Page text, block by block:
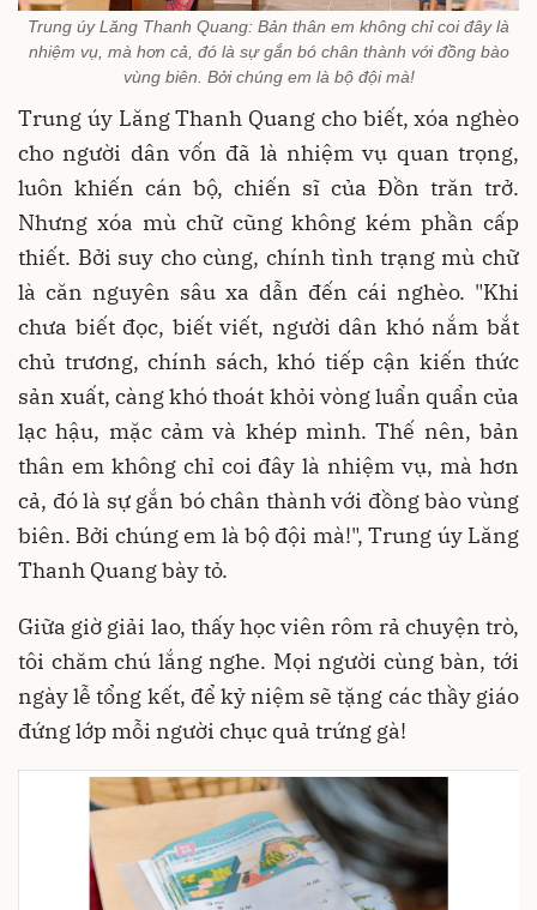
Trung úy Lăng Thanh Quang: Bản thân em không chỉ coi đây là
nhiệm vụ, mà hơn cả, đó là sự gắn bó chân thành với đồng bào
vùng biên. Bởi chúng em là bộ đội mà!
Trung úy Lăng Thanh Quang cho biết, xóa nghèo
cho người dân vốn đã là nhiệm vụ quan trọng,
luôn khiến cán bộ, chiến sĩ của Đồn trăn trở.
Nhưng xóa mù chữ cũng không kém phần cấp
thiết. Bởi suy cho cùng, chính tình trạng mù chữ
là căn nguyên sâu xa dẫn đến cái nghèo. "Khi
chưa biết đọc, biết viết, người dân khó nắm bắt
chủ trương, chính sách, khó tiếp cận kiến thức
sản xuất, càng khó thoát khỏi vòng luẩn quẩn của
lạc hậu, mặc cảm và khép mình. Thế nên, bản
thân em không chỉ coi đây là nhiệm vụ, mà hơn
cả, đó là sự gắn bó chân thành với đồng bào vùng
biên. Bởi chúng em là bộ đội mà!", Trung úy Lăng
Thanh Quang bày tỏ.
Giữa giờ giải lao, thấy học viên rôm rả chuyện trò,
tôi chăm chú lắng nghe. Mọi người cùng bàn, tới
ngày lễ tổng kết, để kỷ niệm sẽ tặng các thầy giáo
đứng lớp mỗi người chục quả trứng gà!